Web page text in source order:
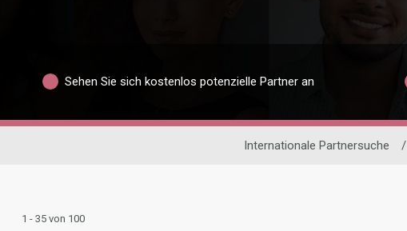
Sehen Sie sich kostenlos potenzielle Partner an
Internationale Partnersuche /
1 - 35 von 100